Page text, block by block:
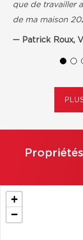
que de travailler
de ma maison
Patrick Roux,
+
−